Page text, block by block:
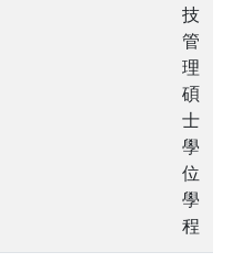
技
管
理
碩
士
學
位
學
程